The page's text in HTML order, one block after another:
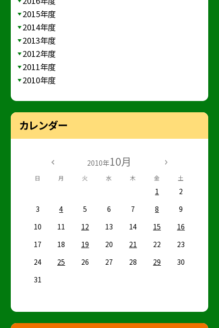
2015年度
2014年度
2013年度
2012年度
2011年度
2010年度
カレンダー
2010年10月
日 月 火 水 木 金 土
1
2
3
4 5 6 7 8
9
10
11 12 13 14 15
16
17
18 19 20 21 22
23
24
25 26 27 28 29
30
31